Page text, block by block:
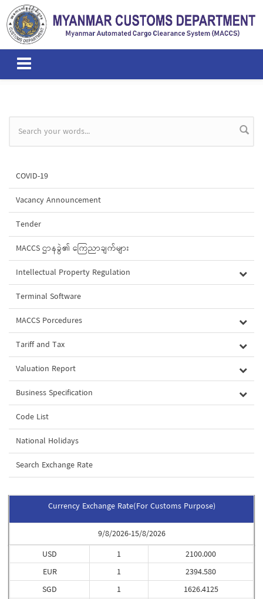
Skip to main content
Search form
COVID-19
Vacancy Announcement
Tender
MACCS ဌာနခွဲ၏ ကြေညာချက်များ
Intellectual Property Regulation
Terminal Software
MACCS Porcedures
Tariff and Tax
Valuation Report
Business Specification
Code List
National Holidays
Search Exchange Rate
Currency Exchange Rate(For Customs Purpose)
9/8/2026-15/8/2026
USD
EUR
SGD
1
1
1
2100.000
2394.580
1626.4125